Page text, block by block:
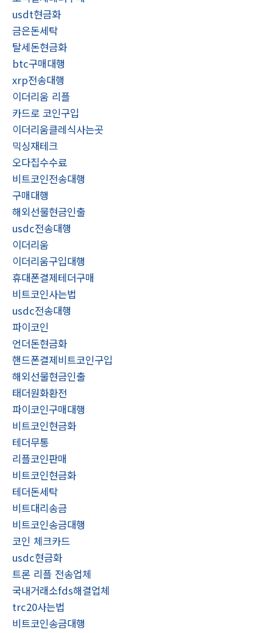
usdt현금화
금은돈세탁
탈세돈현금화
btc구매대행
xrp전송대행
이더리움 리플
카드로 코인구입
이더리움클레식사는곳
믹싱재테크
오다집수수료
비트코인전송대행
구매대행
해외선물현금인출
usdc전송대행
이더리움
이더리움구입대행
휴대폰결제테더구매
비트코인사는법
usdc전송대행
파이코인
언더돈현금화
핸드폰결제비트코인구입
해외선물현금인출
태더원화환전
파이코인구매대행
비트코인현금화
테더무통
리플코인판매
비트코인현금화
테더돈세탁
비트대리송금
비트코인송금대행
코인 체크카드
usdc현금화
트론 리플 전송업체
국내거래소fds해결업체
trc20사는법
비트코인송금대행